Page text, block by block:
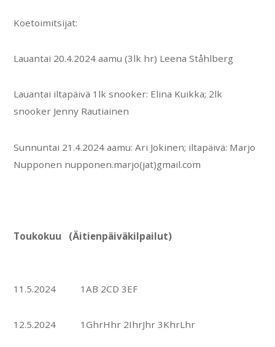
Koetoimitsijat:
Lauantai 20.4.2024 aamu (3lk hr) Leena Ståhlberg
Lauantai iltapäivä 1lk snooker: Elina Kuikka; 2lk
snooker Jenny Rautiainen
Sunnuntai 21.4.2024 aamu: Ari Jokinen; iltapäivä: Marjo
Nupponen nupponen.marjo(jat)gmail.com
Toukokuu (Äitienpäiväkilpailut)
11.5.2024 1AB 2CD 3EF
12.5.2024 1GhrHhr 2IhrJhr 3KhrLhr